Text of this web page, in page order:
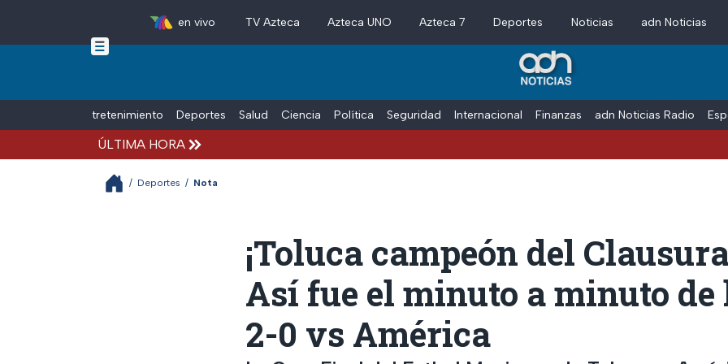
Skip to main content
en vivo TV Azteca Azteca UNO Azteca 7 Deportes Noticias adn Noticias
Entretenimiento Deportes Salud Ciencia Política Seguridad Internacional Finanzas adn Noticias Radio
ÚLTIMA HORA
/ Deportes / Nota
¡Toluca campeón del
Así fue el minuto a minuto
2-0 vs América